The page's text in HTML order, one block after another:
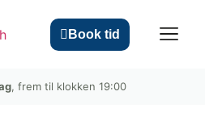
Book tid
, frem til klokken 19:00